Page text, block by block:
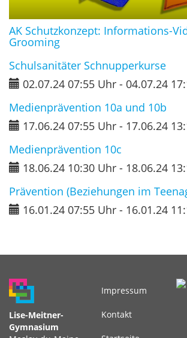
AK Schutzkonzept: Informations-
Grooming
Schulsanitäter Schnupperkurse
02.07.24 07:55 Uhr - 04.07.24
Medienprävention 10a und 10b
17.06.24 07:55 Uhr - 17.06.24
Medienprävention 10c
18.06.24 10:30 Uhr - 18.06.24
Prävention (Beziehungen im
16.01.24 07:55 Uhr - 16.01.24
Lise-Meitner-
Gymnasium
Impressum
Kontakt